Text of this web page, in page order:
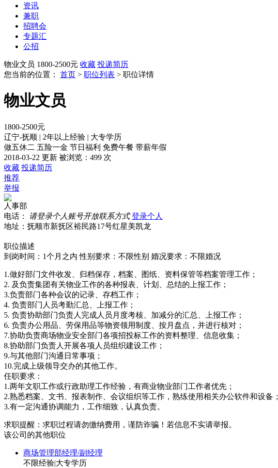
资讯
兼职
招聘会
专题汇
公招
物业文员 1800-2500元 收藏 投递简历
您当前的位置： 首页 > 职位列表 > 职位详情
物业文员
1800-2500元
辽宁-抚顺 | 2年以上经验 | 大专学历
做五休二 五险一金 节日福利 免费午餐 带薪年假
2018-03-22 更新 被浏览： 499 次
收藏 投递简历
推荐
举报
人事部
电话：
请登录个人账号开放联系方式 登录个人
地址：抚顺市新抚区裕民路17号红星美凯龙
职位描述
到岗时间：1个月之内 性别要求：不限性别 婚况要求：不限婚况
1.做好部门文件收发、归档保存，档案、图纸、资料保管等档案管理工作；
2. 及负责集团有关物业工作的各种报表、计划、总结的上报工作；
3.负责部门各种会议的记录、存档工作；
4. 负责部门人员考勤汇总、上报工作；
5. 负责协助部门负责人完成人员月度考核、加减分的汇总、上报工作；
6. 负责办公用品、劳保用品等物资领用制度、按月盘点，并进行核对；
7.协助负责商场物业安全部门各项招投标工作的资料整理、信息收集；
8.协助部门负责人开展各项人员组织建设工作；
9.与其他部门沟通日常事项；
10.完成上级领导交办的其他工作。
任职要求：
1.两年文职工作或行政助理工作经验，有商业物业部门工作者优先；
2.熟悉档案、文书、报表制作、会议组织等工作，熟练使用相关办公软件和设备；
3.有一定沟通协调能力，工作细致，认真负责。
求职提醒：求职过程请勿缴纳费用，谨防诈骗！若信息不实请举报。
该公司的其他职位
商场管理部经理/副经理
不限经验|大专学历